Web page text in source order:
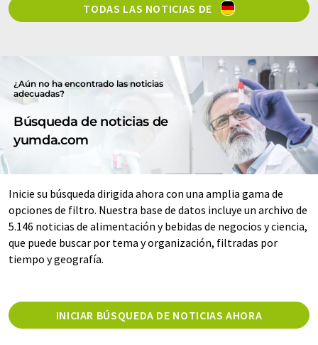
TODAS LAS NOTICIAS DE
¿Aún no ha encontrado las noticias
adecuadas?
Búsqueda de noticias de
yumda.com
Inicie su búsqueda dirigida ahora con una amplia gama de
opciones de filtro. Nuestra base de datos incluye un archivo de
5.146 noticias de alimentación y bebidas de negocios y ciencia,
que puede buscar por tema y organización, filtradas por
tiempo y geografía.
INICIAR BÚSQUEDA DE NOTICIAS AHORA